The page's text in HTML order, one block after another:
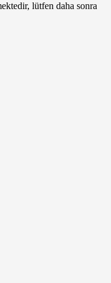
lütfen daha sonra